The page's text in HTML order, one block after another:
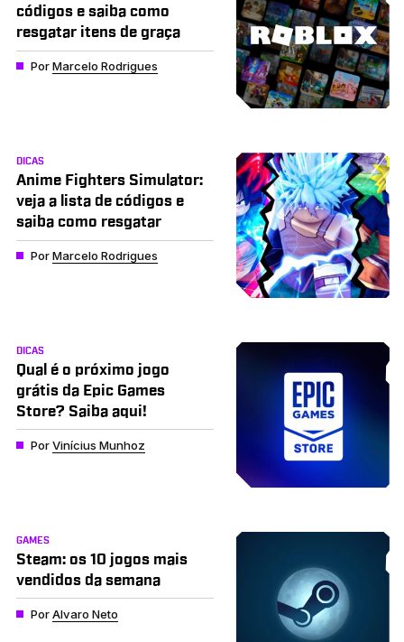
códigos e saiba como
resgatar itens de graça
PorMarcelo Rodrigues
DICAS
Anime Fighters Simulator:
veja a lista de códigos e
saiba como resgatar
PorMarcelo Rodrigues
DICAS
Qual é o próximo jogo
grátis da Epic Games
Store? Saiba aqui!
PorVinícius Munhoz
GAMES
Steam: os 10 jogos mais
vendidos da semana
PorAlvaro Neto